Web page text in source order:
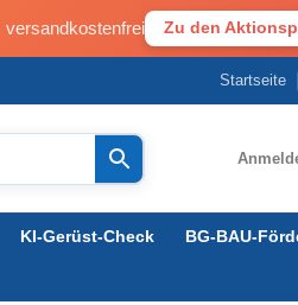
versandkostenfrei Zu den
Startseite
KI-Gerüst-Check BG-BAU-